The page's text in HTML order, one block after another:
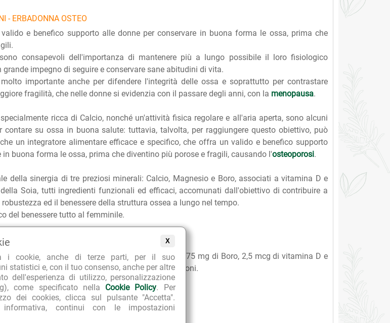
X
i cookie, anche di terze parti, per il suo
statistici e, con il tuo consenso, anche per altre
dell'esperienza di utilizzo, personalizzazione
come specificato nella Cookie Policy. Per
dei cookies, clicca sul pulsante "Accetta".
informativa, continui con le impostazioni
- ERBADONNA OSTEO
e benefico supporto alle donne per conservare in buona forma le ossa, prima che
consapevoli dell'importanza di mantenere più a lungo possibile il loro fisiologico
grande impegno di seguire e conservare sane abitudini di vita.
importante anche per difendere l'integrità delle ossa e soprattutto per contrastare
fragilità, che nelle donne si evidenzia con il passare degli anni, con la menopausa.
ricca di Calcio, nonché un'attività fisica regolare e all'aria aperta, sono alcuni
contare su ossa in buona salute: tuttavia, talvolta, per raggiungere questo obiettivo, può
un integratore alimentare efficace e specifico, che offra un valido e benefico supporto
in buona forma le ossa, prima che diventino più porose e fragili, causando l'osteoporosi.
della sinergia di tre preziosi minerali: Calcio, Magnesio e Boro, associati a vitamina D e
Soia, tutti ingredienti funzionali ed efficaci, accomunati dall'obiettivo di contribuire a
ed il benessere della struttura ossea a lungo nel tempo.
del benessere tutto al femminile.
200 mg di Calcio, 93,75 mg di Magnesio, 0,75 mg di Boro, 2,5 mcg di vitamina D e
titolatoal 40% in isoflavoni, pari a 25 mg di isoflavoni.
Senza glutine.